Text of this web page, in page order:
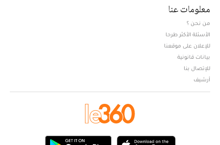
معلومات عنا
من نحن ؟
الأسئلة الأكثر طرحا
للإعلان على موقعنا
بيانات قانونية
للإتصال بنا
أرشيف